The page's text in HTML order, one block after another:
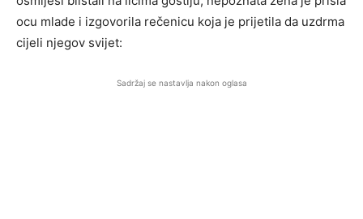
ocu mlade i izgovorila rečenicu koja je prijetila da uzdrma
cijeli njegov svijet:
Sadržaj se nastavlja nakon oglasa